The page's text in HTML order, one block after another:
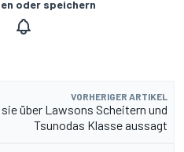
oder speichern
VORHERIGER ARTIKEL
über Lawsons Scheitern und
Tsunodas Klasse aussagt